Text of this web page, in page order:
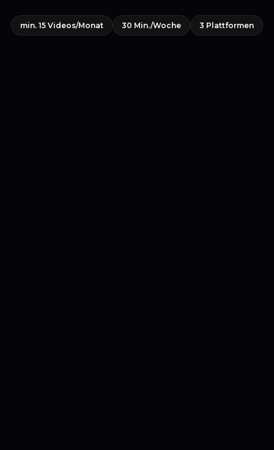
min. 15 Videos/Monat 30 Min./Woche 3 Plattformen